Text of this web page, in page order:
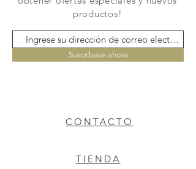
productos!
Suscríbase ahora
CONTACTO
TIENDA